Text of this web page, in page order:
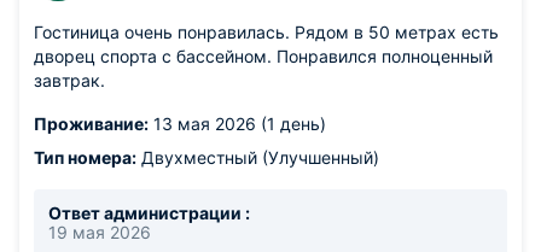
Гостиница очень понравилась. Рядом в 50 метрах есть
дворец спорта с бассейном. Понравился полноценный
завтрак.
Проживание: 13 мая 2026 (1 день)
Тип номера: Двухместный (Улучшенный)
Ответ администрации :
19 мая 2026